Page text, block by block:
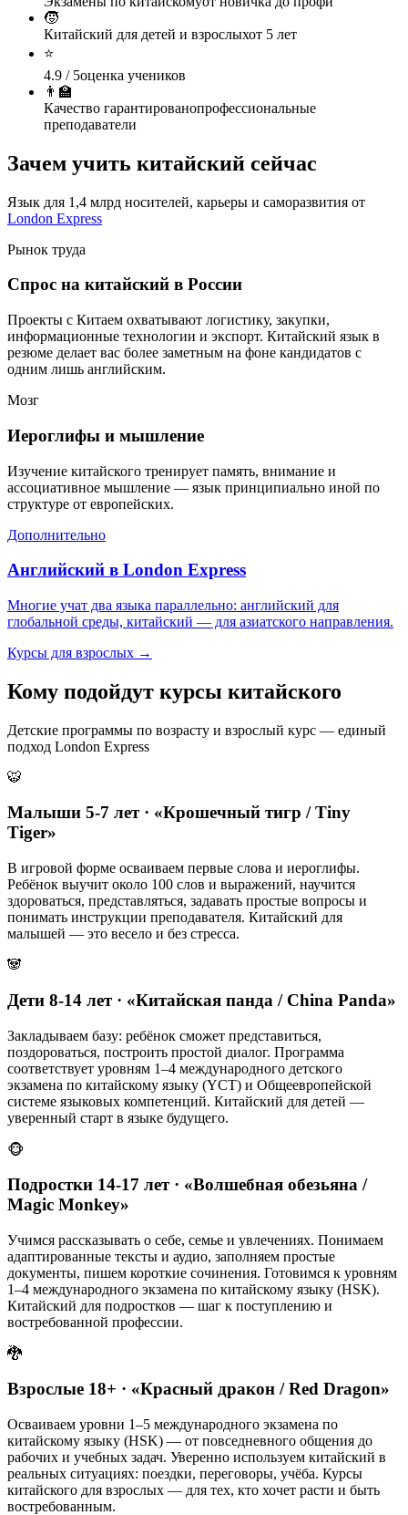
🧒
Китайский для детей и взрослыхот 5 лет
⭐
4.9 / 5оценка учеников
👨‍🏫
Качество гарантированопрофессиональные
преподаватели
Зачем учить китайский сейчас
Язык для 1,4 млрд носителей, карьеры и саморазвития от
London Express
Рынок труда
Спрос на китайский в России
Проекты с Китаем охватывают логистику, закупки,
информационные технологии и экспорт. Китайский язык в
резюме делает вас более заметным на фоне кандидатов с
одним лишь английским.
Мозг
Иероглифы и мышление
Изучение китайского тренирует память, внимание и
ассоциативное мышление — язык принципиально иной по
структуре от европейских.
Дополнительно
Английский в London Express
Многие учат два языка параллельно: английский для
глобальной среды, китайский — для азиатского направления.
Курсы для взрослых →
Кому подойдут курсы китайского
Детские программы по возрасту и взрослый курс — единый
подход London Express
🐯
Малыши 5-7 лет · «Крошечный тигр / Tiny
Tiger»
В игровой форме осваиваем первые слова и иероглифы.
Ребёнок выучит около 100 слов и выражений, научится
здороваться, представляться, задавать простые вопросы и
понимать инструкции преподавателя. Китайский для
малышей — это весело и без стресса.
🐼
Дети 8-14 лет · «Китайская панда / China Panda»
Закладываем базу: ребёнок сможет представиться,
поздороваться, построить простой диалог. Программа
соответствует уровням 1–4 международного детского
экзамена по китайскому языку (YCT) и Общеевропейской
системе языковых компетенций. Китайский для детей —
уверенный старт в языке будущего.
🐵
Подростки 14-17 лет · «Волшебная обезьяна /
Magic Monkey»
Учимся рассказывать о себе, семье и увлечениях. Понимаем
адаптированные тексты и аудио, заполняем простые
документы, пишем короткие сочинения. Готовимся к уровням
1–4 международного экзамена по китайскому языку (HSK).
Китайский для подростков — шаг к поступлению и
востребованной профессии.
🐉
Взрослые 18+ · «Красный дракон / Red Dragon»
Осваиваем уровни 1–5 международного экзамена по
китайскому языку (HSK) — от повседневного общения до
рабочих и учебных задач. Уверенно используем китайский в
реальных ситуациях: поездки, переговоры, учёба. Курсы
китайского для взрослых — для тех, кто хочет расти и быть
востребованным.